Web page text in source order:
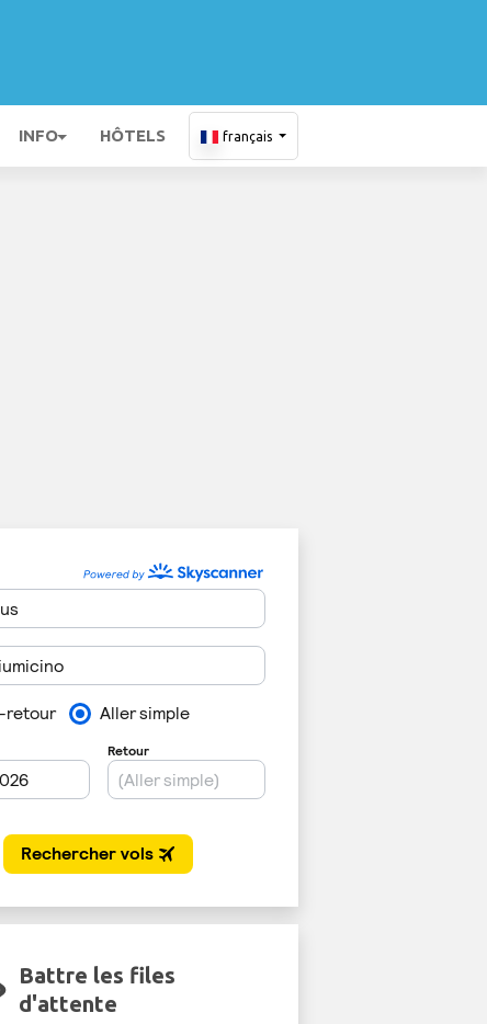
INFO HÔTELS français
Battre les files
d'attente